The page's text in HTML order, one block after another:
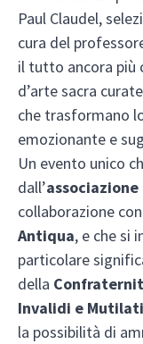
Paul Claudel,
cura del
il tutto ancora più
d’arte sacra
che trasformano
emozionante e
Un evento unico
dall’
collaborazione con
Antiqua, e che si
particolare
della
Invalidi e
la possibilità di